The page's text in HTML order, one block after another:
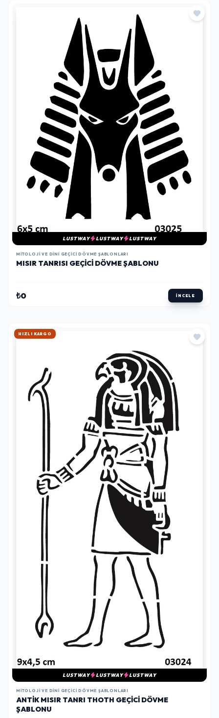
LUSTWAY LUSTWAY LUSTWAY
MITOLOJI VE DINI GEÇICI DÖVME ŞABLONLARI
MISIR TANRISI GEÇICI DÖVME ŞABLONU
₺0 İNCELE
HIZLI KARGO
LUSTWAY LUSTWAY LUSTWAY
MITOLOJI VE DINI GEÇICI DÖVME ŞABLONLARI
ANTIK MISIR TANRI THOTH GEÇICI DÖVME
ŞABLONU